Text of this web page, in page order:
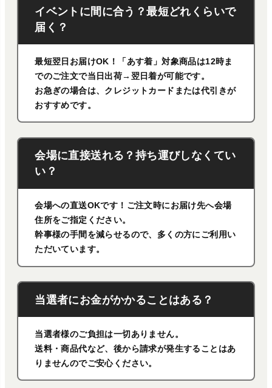
イベントに間に合う？最短どれくらいで
届く？
最短翌日お届けOK！「あす着」対象商品は12時ま
でのご注文で当日出荷→翌日着が可能です。
お急ぎの場合は、クレジットカードまたは代引きが
おすすめです。
会場に直接送れる？持ち運びしなくてい
い？
会場への直送OKです！ご注文時にお届け先へ会場
住所をご指定ください。
幹事様の手間を減らせるので、多くの方にご利用い
ただいています。
当選者にお金がかかることはある？
当選者様のご負担は一切ありません。
送料・商品代など、後から請求が発生することはあ
りませんのでご安心ください。